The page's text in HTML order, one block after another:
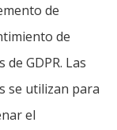
de
de
de GDPR. Las
se utilizan para
el